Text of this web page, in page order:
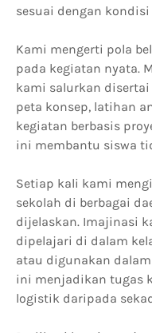
sesuai dengan
Kami mengerti pola
pada kegiatan nyata.
kami salurkan
peta konsep, latihan
kegiatan berbasis
ini membantu siswa
Setiap kali kami
sekolah di berbagai
dijelaskan. Imajinasi
dipelajari di dalam
atau digunakan
ini menjadikan tugas
logistik daripada